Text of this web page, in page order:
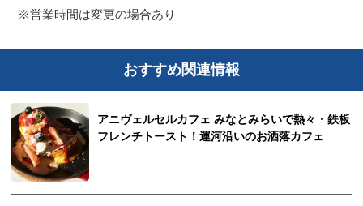
※営業時間は変更の場合あり
おすすめ関連情報
アニヴェルセルカフェ みなとみらいで熱々・鉄板
フレンチトースト！運河沿いのお洒落カフェ